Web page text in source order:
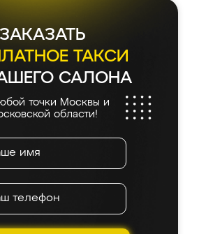
ЗАКАЗАТЬ
ТАКСИ
САЛОНА
точки Москвы и
области!